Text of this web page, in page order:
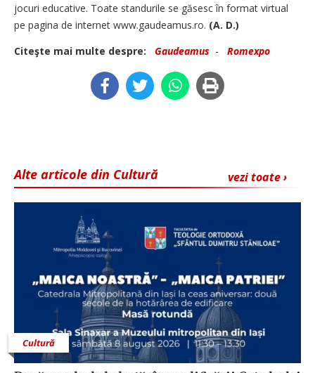
jocuri educative. Toate standurile se găsesc în format virtual
pe pagina de internet www.gaudeamus.ro. (A. D.)
Citeşte mai multe despre:
Gaudeamus - Romexpo
vezi toate ›
Alte articole din Cultură
Cultură